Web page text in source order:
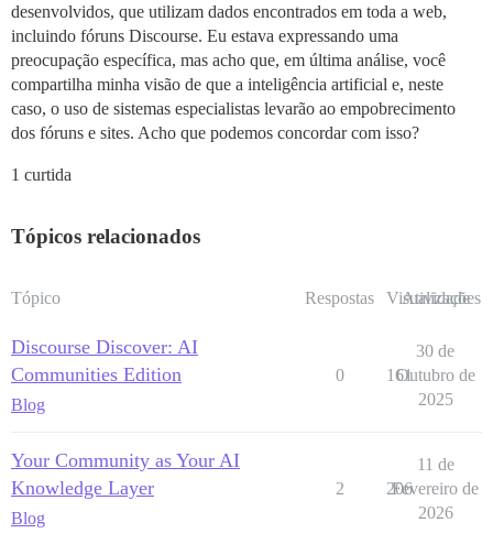
desenvolvidos, que utilizam dados encontrados em toda a web,
incluindo fóruns Discourse. Eu estava expressando uma
preocupação específica, mas acho que, em última análise, você
compartilha minha visão de que a inteligência artificial e, neste
caso, o uso de sistemas especialistas levarão ao empobrecimento
dos fóruns e sites. Acho que podemos concordar com isso?
1 curtida
Tópicos relacionados
Tópico Respostas Visualizações
Atividade
Discourse Discover: AI
Communities Edition
Blog
0 161
30 de
Outubro de
2025
Your Community as Your AI
Knowledge Layer
Blog
2 206
11 de
Fevereiro de
2026